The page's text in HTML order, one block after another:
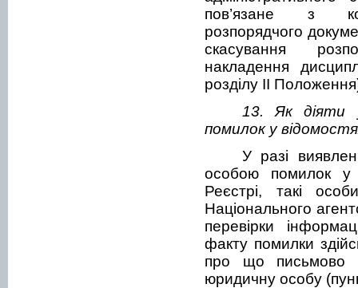
пов’язане з
розпорядчого
скасування
накладення
розділу ІІ
13. Як діяти
помилок у
У разі
особою помилок у
Реєстрі, такі
Національного
перевірки
факту помилки
про що письмово
юридичну особу